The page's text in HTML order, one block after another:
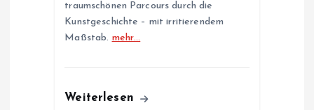
traumschönen Parcours durch die
Kunstgeschichte – mit irritierendem
Maßstab. mehr…
Weiterlesen